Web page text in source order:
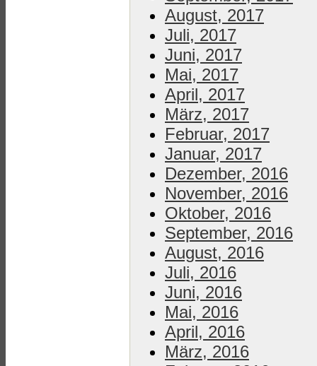
August, 2017
Juli, 2017
Juni, 2017
Mai, 2017
April, 2017
März, 2017
Februar, 2017
Januar, 2017
Dezember, 2016
November, 2016
Oktober, 2016
September, 2016
August, 2016
Juli, 2016
Juni, 2016
Mai, 2016
April, 2016
März, 2016